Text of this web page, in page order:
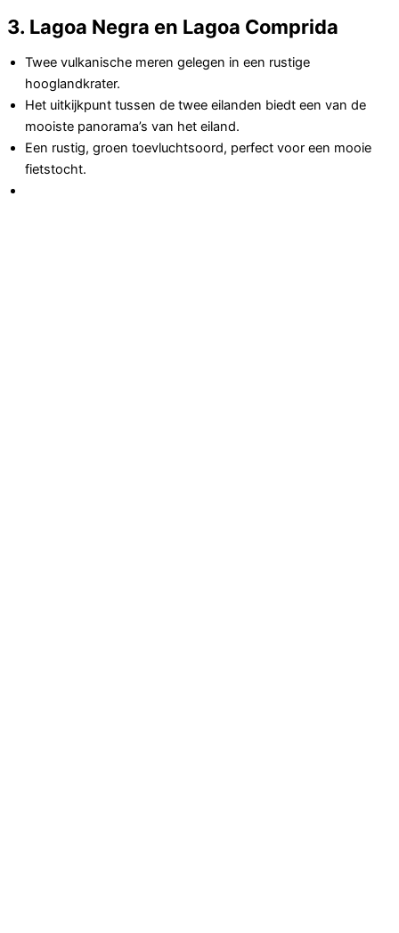
3. Lagoa Negra en Lagoa Comprida
Twee vulkanische meren gelegen in een rustige
hooglandkrater.
Het uitkijkpunt tussen de twee eilanden biedt een van de
mooiste panorama’s van het eiland.
Een rustig, groen toevluchtsoord, perfect voor een mooie
fietstocht.